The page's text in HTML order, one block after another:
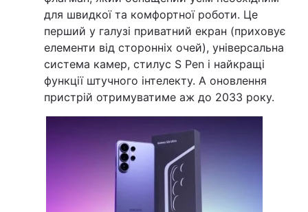
для швидкої та комфортної роботи. Це
перший у галузі приватний екран (приховує
елементи від сторонніх очей), універсальна
система камер, стилус S Pen і найкращі
функції штучного інтелекту. А оновлення
пристрій отримуватиме аж до 2033 року.